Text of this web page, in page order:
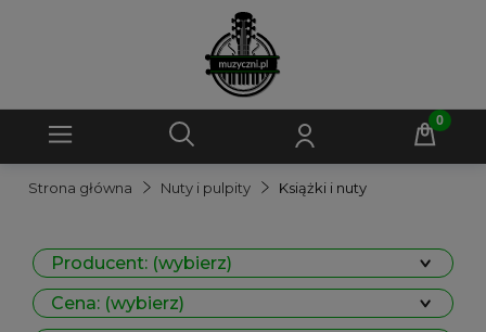
Strona główna Nuty i pulpity Książki i nuty
Producent: (wybierz)
Cena: (wybierz)